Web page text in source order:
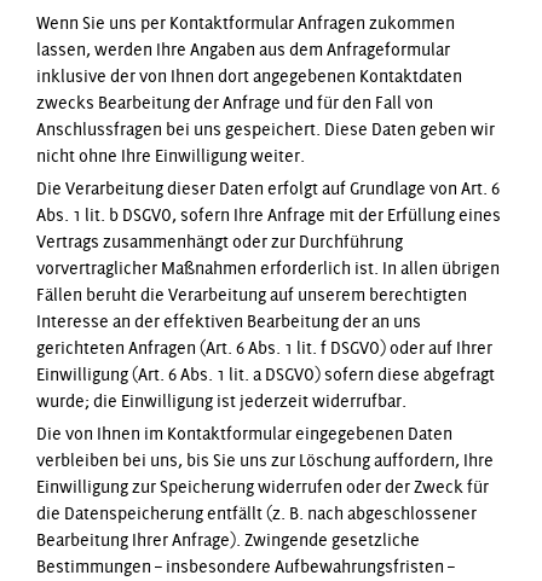
Wenn Sie uns per Kontaktformular Anfragen zukommen
lassen, werden Ihre Angaben aus dem Anfrageformular
inklusive der von Ihnen dort angegebenen Kontaktdaten
zwecks Bearbeitung der Anfrage und für den Fall von
Anschlussfragen bei uns gespeichert. Diese Daten geben wir
nicht ohne Ihre Einwilligung weiter.
Die Verarbeitung dieser Daten erfolgt auf Grundlage von Art. 6
Abs. 1 lit. b DSGVO, sofern Ihre Anfrage mit der Erfüllung eines
Vertrags zusammenhängt oder zur Durchführung
vorvertraglicher Maßnahmen erforderlich ist. In allen übrigen
Fällen beruht die Verarbeitung auf unserem berechtigten
Interesse an der effektiven Bearbeitung der an uns
gerichteten Anfragen (Art. 6 Abs. 1 lit. f DSGVO) oder auf Ihrer
Einwilligung (Art. 6 Abs. 1 lit. a DSGVO) sofern diese abgefragt
wurde; die Einwilligung ist jederzeit widerrufbar.
Die von Ihnen im Kontaktformular eingegebenen Daten
verbleiben bei uns, bis Sie uns zur Löschung auffordern, Ihre
Einwilligung zur Speicherung widerrufen oder der Zweck für
die Datenspeicherung entfällt (z. B. nach abgeschlossener
Bearbeitung Ihrer Anfrage). Zwingende gesetzliche
Bestimmungen – insbesondere Aufbewahrungsfristen –